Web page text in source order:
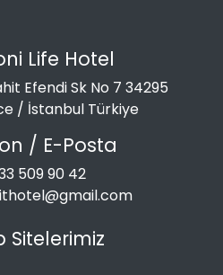
Life Hotel
Efendi Sk No 7 34295
/ İstanbul Türkiye
/ E-Posta
509 90 42
Sitelerimiz